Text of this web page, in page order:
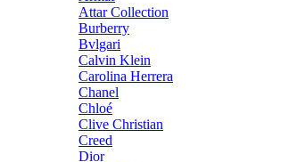
Attar Collection
Burberry
Bvlgari
Calvin Klein
Carolina Herrera
Chanel
Chloé
Clive Christian
Creed
Dior